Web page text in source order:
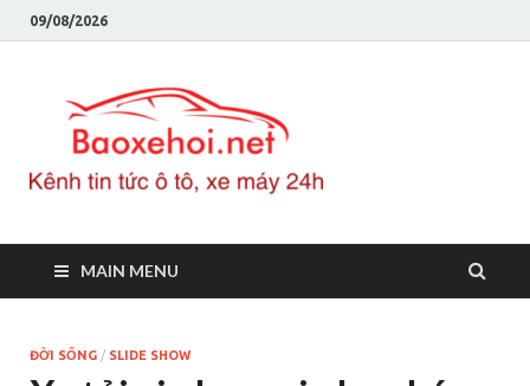
09/08/2026
MAIN MENU
ĐỜI SỐNG / SLIDE SHOW